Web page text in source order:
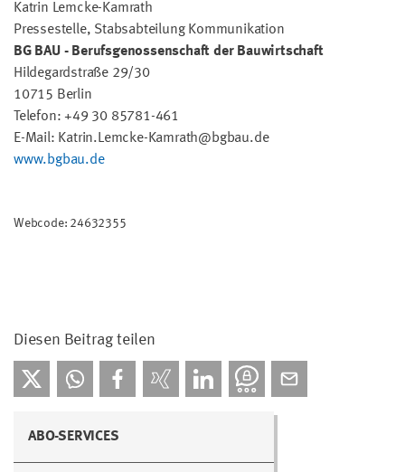
Katrin Lemcke-Kamrath
Pressestelle, Stabsabteilung Kommunikation
BG BAU - Berufsgenossenschaft der Bauwirtschaft
Hildegardstraße 29/30
10715 Berlin
Telefon: +49 30 85781-461
E-Mail: Katrin.Lemcke-Kamrath@bgbau.de
www.bgbau.de
Webcode: 24632355
Diesen Beitrag teilen
ABO-SERVICES